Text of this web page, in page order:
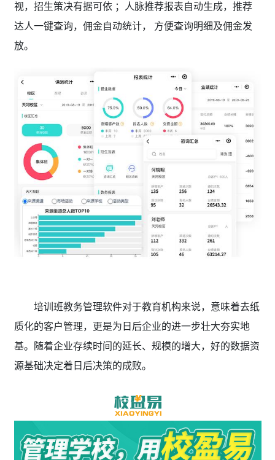
视，招生策决有据可依 ；人脉推荐报表自动生成，推荐
达人一键查询，佣金自动统计， 方便查询明细及佣金发
放。
培训班教务管理软件对于教育机构来说，意味着去纸
质化的客户管理，更是为日后企业的进一步壮大夯实地
基。随着企业存续时间的延长、规模的增大，好的数据资
源基础决定着日后决策的成败。